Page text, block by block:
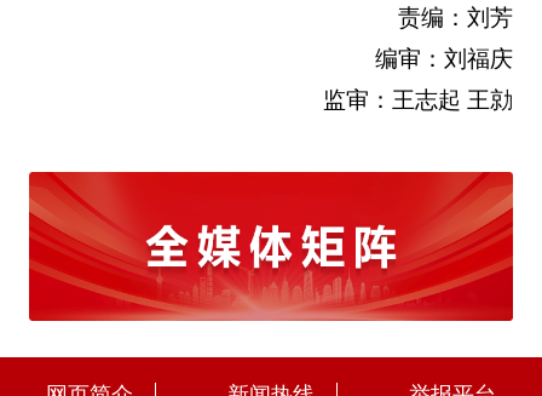
责编：刘芳
编审：刘福庆
监审：王志起 王勍